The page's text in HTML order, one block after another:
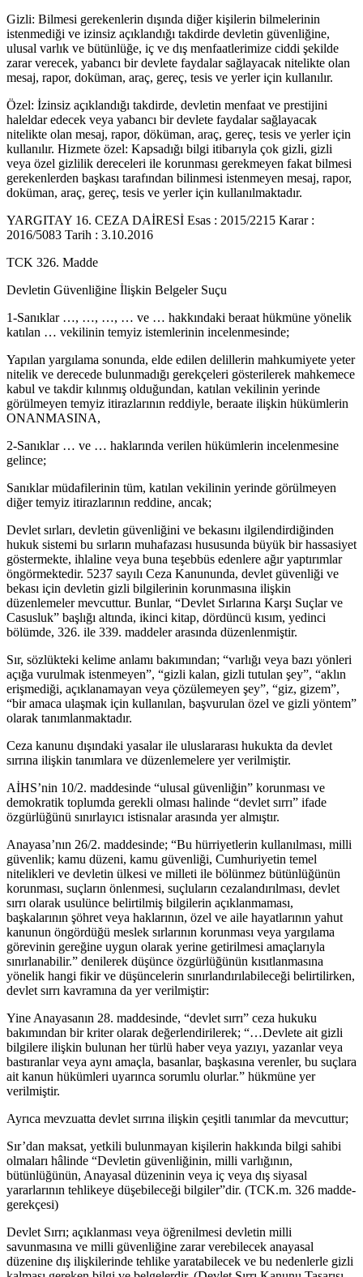
Gizli: Bilmesi gerekenlerin dışında diğer kişilerin bilmelerinin
istenmediği ve izinsiz açıklandığı takdirde devletin güvenliğine,
ulusal varlık ve bütünlüğe, iç ve dış menfaatlerimize ciddi şekilde
zarar verecek, yabancı bir devlete faydalar sağlayacak nitelikte olan
mesaj, rapor, doküman, araç, gereç, tesis ve yerler için kullanılır.
Özel: İzinsiz açıklandığı takdirde, devletin menfaat ve prestijini
haleldar edecek veya yabancı bir devlete faydalar sağlayacak
nitelikte olan mesaj, rapor, döküman, araç, gereç, tesis ve yerler için
kullanılır. Hizmete özel: Kapsadığı bilgi itibarıyla çok gizli, gizli
veya özel gizlilik dereceleri ile korunması gerekmeyen fakat bilmesi
gerekenlerden başkası tarafından bilinmesi istenmeyen mesaj, rapor,
doküman, araç, gereç, tesis ve yerler için kullanılmaktadır.
YARGITAY 16. CEZA DAİRESİ Esas : 2015/2215 Karar :
2016/5083 Tarih : 3.10.2016
TCK 326. Madde
Devletin Güvenliğine İlişkin Belgeler Suçu
1-Sanıklar …, …, …, … ve … hakkındaki beraat hükmüne yönelik
katılan … vekilinin temyiz istemlerinin incelenmesinde;
Yapılan yargılama sonunda, elde edilen delillerin mahkumiyete yeter
nitelik ve derecede bulunmadığı gerekçeleri gösterilerek mahkemece
kabul ve takdir kılınmış olduğundan, katılan vekilinin yerinde
görülmeyen temyiz itirazlarının reddiyle, beraate ilişkin hükümlerin
ONANMASINA,
2-Sanıklar … ve … haklarında verilen hükümlerin incelenmesine
gelince;
Sanıklar müdafilerinin tüm, katılan vekilinin yerinde görülmeyen
diğer temyiz itirazlarının reddine, ancak;
Devlet sırları, devletin güvenliğini ve bekasını ilgilendirdiğinden
hukuk sistemi bu sırların muhafazası hususunda büyük bir hassasiyet
göstermekte, ihlaline veya buna teşebbüs edenlere ağır yaptırımlar
öngörmektedir. 5237 sayılı Ceza Kanununda, devlet güvenliği ve
bekası için devletin gizli bilgilerinin korunmasına ilişkin
düzenlemeler mevcuttur. Bunlar, “Devlet Sırlarına Karşı Suçlar ve
Casusluk” başlığı altında, ikinci kitap, dördüncü kısım, yedinci
bölümde, 326. ile 339. maddeler arasında düzenlenmiştir.
Sır, sözlükteki kelime anlamı bakımından; “varlığı veya bazı yönleri
açığa vurulmak istenmeyen”, “gizli kalan, gizli tutulan şey”, “aklın
erişmediği, açıklanamayan veya çözülemeyen şey”, “giz, gizem”,
“bir amaca ulaşmak için kullanılan, başvurulan özel ve gizli yöntem”
olarak tanımlanmaktadır.
Ceza kanunu dışındaki yasalar ile uluslararası hukukta da devlet
sırrına ilişkin tanımlara ve düzenlemelere yer verilmiştir.
AİHS’nin 10/2. maddesinde “ulusal güvenliğin” korunması ve
demokratik toplumda gerekli olması halinde “devlet sırrı” ifade
özgürlüğünü sınırlayıcı istisnalar arasında yer almıştır.
Anayasa’nın 26/2. maddesinde; “Bu hürriyetlerin kullanılması, milli
güvenlik; kamu düzeni, kamu güvenliği, Cumhuriyetin temel
nitelikleri ve devletin ülkesi ve milleti ile bölünmez bütünlüğünün
korunması, suçların önlenmesi, suçluların cezalandırılması, devlet
sırrı olarak usulünce belirtilmiş bilgilerin açıklanmaması,
başkalarının şöhret veya haklarının, özel ve aile hayatlarının yahut
kanunun öngördüğü meslek sırlarının korunması veya yargılama
görevinin gereğine uygun olarak yerine getirilmesi amaçlarıyla
sınırlanabilir.” denilerek düşünce özgürlüğünün kısıtlanmasına
yönelik hangi fikir ve düşüncelerin sınırlandırılabileceği belirtilirken,
devlet sırrı kavramına da yer verilmiştir:
Yine Anayasanın 28. maddesinde, “devlet sırrı” ceza hukuku
bakımından bir kriter olarak değerlendirilerek; “…Devlete ait gizli
bilgilere ilişkin bulunan her türlü haber veya yazıyı, yazanlar veya
bastıranlar veya aynı amaçla, basanlar, başkasına verenler, bu suçlara
ait kanun hükümleri uyarınca sorumlu olurlar.” hükmüne yer
verilmiştir.
Ayrıca mevzuatta devlet sırrına ilişkin çeşitli tanımlar da mevcuttur;
Sır’dan maksat, yetkili bulunmayan kişilerin hakkında bilgi sahibi
olmaları hâlinde “Devletin güvenliğinin, milli varlığının,
bütünlüğünün, Anayasal düzeninin veya iç veya dış siyasal
yararlarının tehlikeye düşebileceği bilgiler”dir. (TCK.m. 326 madde-
gerekçesi)
Devlet Sırrı; açıklanması veya öğrenilmesi devletin milli
savunmasına ve milli güvenliğine zarar verebilecek anayasal
düzenine dış ilişkilerinde tehlike yaratabilecek ve bu nedenlerle gizli